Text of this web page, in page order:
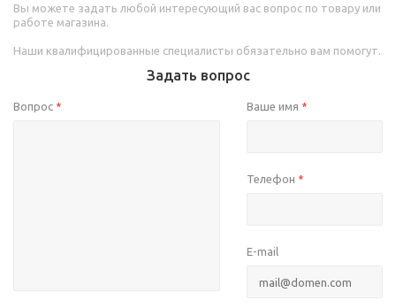
Вы можете задать любой интересующий вас вопрос по товару или
работе магазина.
Наши квалифицированные специалисты обязательно вам помогут.
Задать вопрос
Вопрос * Ваше имя *
Телефон *
E-mail